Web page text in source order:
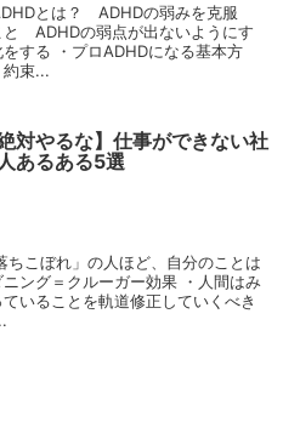
とは？ ADHDの弱みを克服
と ADHDの弱点が出ないようにす
る ・プロADHDになる基本方
束...
絶対やるな】仕事ができない社
あるある5選
こぼれ」の人ほど、自分のことは
ング＝クルーガー効果 ・人間はみ
いることを軌道修正していくべき